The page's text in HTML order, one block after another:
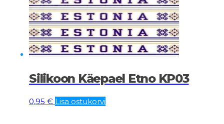
Silikoon Käepael Etno KP03
0,95 € Lisa ostukorvi